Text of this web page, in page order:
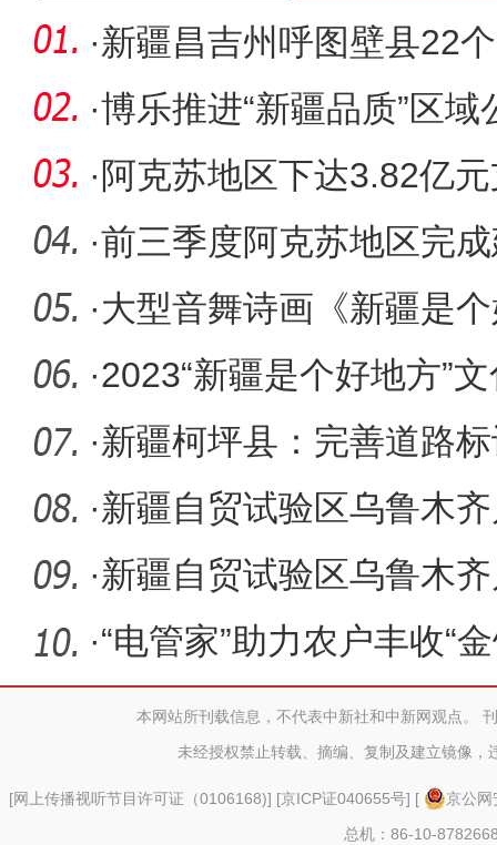
·新疆昌吉州呼图壁县22
高质量发
·博乐推进“新疆品质”区
经济
·阿克苏地区下达3.82亿
·前三季度阿克苏地区完
210.67亿元
·大型音舞诗画《新疆是
克斯坦阿
·2023“新疆是个好地方”
活动在
·新疆柯坪县：完善道路
明“风景
·新疆自贸试验区乌鲁木
实现食品
·新疆自贸试验区乌鲁木
迎来首批
·“电管家”助力农户丰收“
本网站所刊载信息，不代表中新社和中新网观点。
未经授权禁止转载、摘编、复制及建立镜像，
[网上传播视听节目许可证（0106168)] [京ICP证040655号] [
京公
总机：86-10-